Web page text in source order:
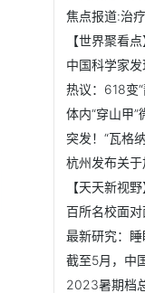
热议：618变